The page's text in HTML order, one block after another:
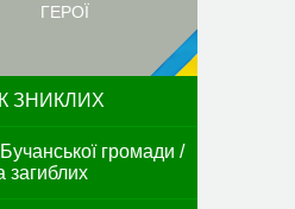
ГЕРОЇ
ЗНИКЛИХ
Бучанської громади /
загиблих